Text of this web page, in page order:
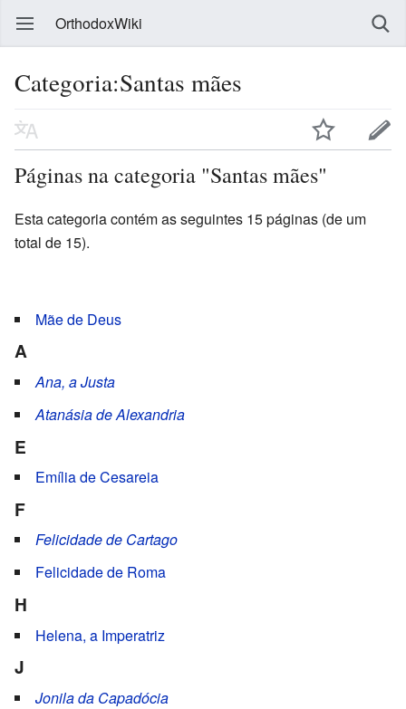
OrthodoxWiki
Categoria:Santas mães
Páginas na categoria "Santas mães"
Esta categoria contém as seguintes 15 páginas (de um
total de 15).
Mãe de Deus
A
Ana, a Justa
Atanásia de Alexandria
E
Emília de Cesareia
F
Felicidade de Cartago
Felicidade de Roma
H
Helena, a Imperatriz
J
Jonila da Capadócia